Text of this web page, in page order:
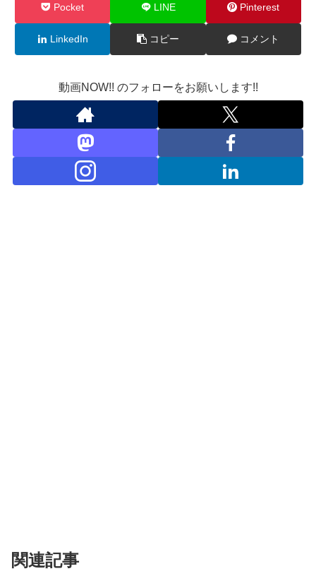
Pocket LINE Pinterest
LinkedIn コピー コメント
動画NOW!! のフォローをお願いします!!
関連記事